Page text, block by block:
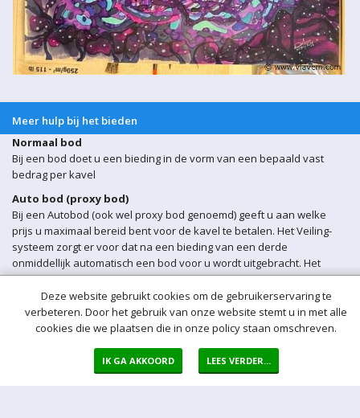
Meer hulp bij het bieden
Normaal bod
Bij een bod doet u een bieding in de vorm van een bepaald vast
bedrag per kavel
Auto bod (proxy bod)
Bij een Autobod (ook wel proxy bod genoemd) geeft u aan welke
prijs u maximaal bereid bent voor de kavel te betalen. Het Veiling-
systeem zorgt er voor dat na een bieding van een derde
onmiddellijk automatisch een bod voor u wordt uitgebracht. Het
Veiling-systeem biedt automatisch voor u door tot uw maximum bod
is bereikt.
Sluitingsmoment kavel
Indien er op een bepaald moment een bieding op een kavel wordt
ontvangen binnen 5 min voor sluiting van de veiling, wordt het
sluitingsmoment van de betreffende kavel automatisch verlengd
Deze website gebruikt cookies om de gebruikerservaring te
verbeteren. Door het gebruik van onze website stemt u in met alle
cookies die we plaatsen die in onze policy staan omschreven.
IK GA AKKOORD LEES VERDER...